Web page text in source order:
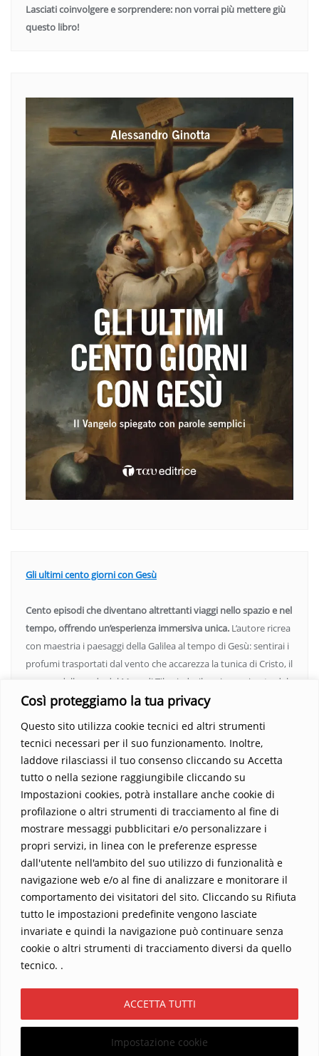
Così proteggiamo la tua privacy
Questo sito utilizza cookie tecnici ed altri strumenti
tecnici necessari per il suo funzionamento. Inoltre,
laddove rilasciassi il tuo consenso cliccando su Accetta
tutto o nella sezione raggiungibile cliccando su
Impostazioni cookies, potrà installare anche cookie di
profilazione o altri strumenti di tracciamento al fine di
mostrare messaggi pubblicitari e/o personalizzare i
propri servizi, in linea con le preferenze espresse
dall'utente nell'ambito del suo utilizzo di funzionalità e
navigazione web e/o al fine di analizzare e monitorare il
comportamento dei visitatori del sito. Cliccando su Rifiuta
tutto le impostazioni predefinite vengono lasciate
invariate e quindi la navigazione può continuare senza
cookie o altri strumenti di tracciamento diversi da quello
tecnico. .
Impostazione cookie
ACCETTA TUTTI
Lasciati coinvolgere e sorprendere: non vorrai più mettere giù
questo libro!
Gli ultimi cento giorni con Gesù
Cento episodi che diventano altrettanti viaggi nello spazio e nel
tempo, offrendo un’esperienza immersiva unica. L’autore ricrea
con maestria i paesaggi della Galilea al tempo di Gesù: sentirai i
profumi trasportati dal vento che accarezza la tunica di Cristo, il
rumore delle onde del Mare di Tiberiade, il vociare animato del
mercato di Cafarnao e il calore impetuoso del sole sulla tua
sandali e la sensazione di toccare le piaghe del Risorto.
Un’opera che espande gli orizzonti dell’anima, invitandoti a
fede e realtà si fondono, rendendo ogni pagina un’esperienza
indimenticabile. Non perdere l’occasione di immergerti in
questo viaggio straordinario. Acquista il libro e lascia che la
Parola trasformi la tua vita.
Home Contatti
Sostieni La Buona Parola – dona 5 €, 10 €, 25 €… il tuo contributo
conta